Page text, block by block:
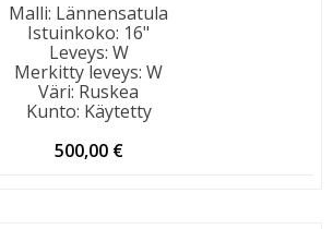
Malli: Lännensatula
Istuinkoko: 16"
Leveys: W
Merkitty leveys: W
Väri: Ruskea
Kunto: Käytetty
500,00 €